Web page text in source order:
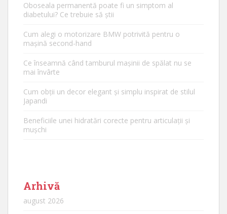
Oboseala permanentă poate fi un simptom al
diabetului? Ce trebuie să știi
Cum alegi o motorizare BMW potrivită pentru o
mașină second-hand
Ce înseamnă când tamburul mașinii de spălat nu se
mai învârte
Cum obții un decor elegant și simplu inspirat de stilul
Japandi
Beneficiile unei hidratări corecte pentru articulații și
mușchi
Arhivă
august 2026